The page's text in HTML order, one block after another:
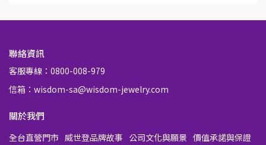
聯絡資訊
客服專線：0800-008-979
信箱：wisdom-sa@wisdom-jewelry.com
關於我們
全台直營門市 威世登品牌故事 公司文化與願景 價值承諾與保證